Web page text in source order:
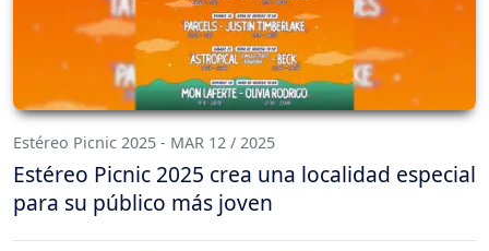
Estéreo Picnic 2025 - MAR 12 / 2025
Estéreo Picnic 2025 crea una localidad especial
para su público más joven